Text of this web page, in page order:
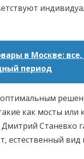
в Москве:
период
как мосты или
Станевко
естественный вид